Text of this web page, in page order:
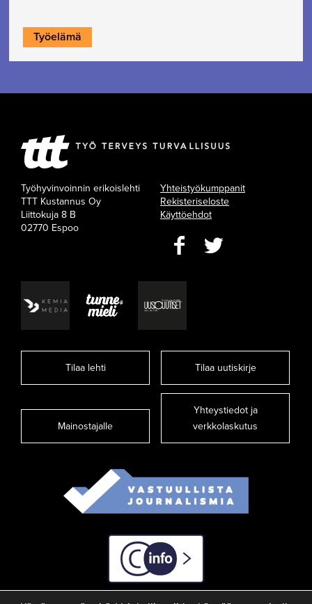
Työelämä
Työhyvinvoinnin erikoislehti
TTT Kustannus Oy
Liittokuja 8 B
02770 Espoo
Yhteistyökumppanit
Rekisteriseloste
Käyttöehdot
Tilaa lehti Tilaa uutiskirje
Mainostajalle
Yhteystiedot ja
verkkolaskutus
C-info